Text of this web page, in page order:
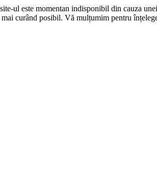
ul este momentan indisponibil din cauza
mai curând posibil. Vă mulțumim pentru